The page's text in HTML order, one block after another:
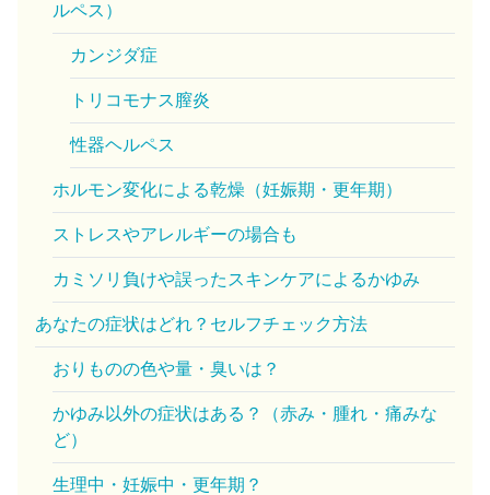
ルペス）
カンジダ症
トリコモナス膣炎
性器ヘルペス
ホルモン変化による乾燥（妊娠期・更年期）
ストレスやアレルギーの場合も
カミソリ負けや誤ったスキンケアによるかゆみ
あなたの症状はどれ？セルフチェック方法
おりものの色や量・臭いは？
かゆみ以外の症状はある？（赤み・腫れ・痛みな
ど）
生理中・妊娠中・更年期？